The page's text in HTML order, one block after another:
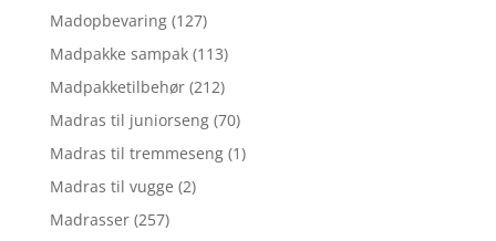
Madopbevaring (127)
Madpakke sampak (113)
Madpakketilbehør (212)
Madras til juniorseng (70)
Madras til tremmeseng (1)
Madras til vugge (2)
Madrasser (257)